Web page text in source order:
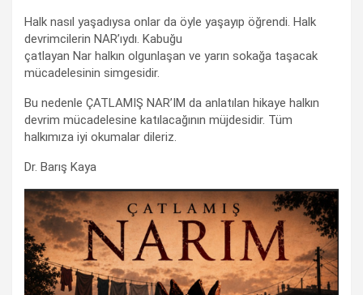
Halk nasıl yaşadıysa onlar da öyle yaşayıp öğrendi. Halk
devrimcilerin NAR’ıydı. Kabuğu
çatlayan Nar halkın olgunlaşan ve yarın sokağa taşacak
mücadelesinin simgesidir.
Bu nedenle ÇATLAMIŞ NAR’IM da anlatılan hikaye halkın
devrim mücadelesine katılacağının müjdesidir. Tüm
halkımıza iyi okumalar dileriz.
Dr. Barış Kaya